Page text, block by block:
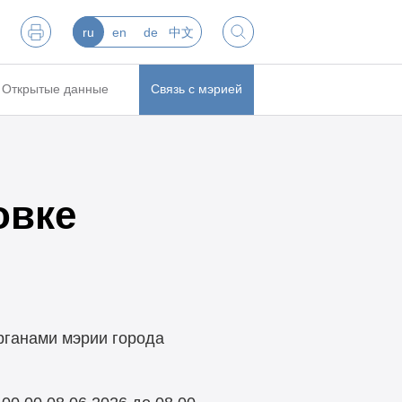
ru en de 中文
Открытые данные Связь с мэрией
мэрии города